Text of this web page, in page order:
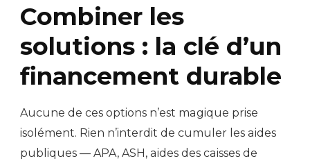
Combiner les
solutions : la clé d’un
financement durable
Aucune de ces options n’est magique prise
isolément. Rien n’interdit de cumuler les aides
publiques — APA, ASH, aides des caisses de